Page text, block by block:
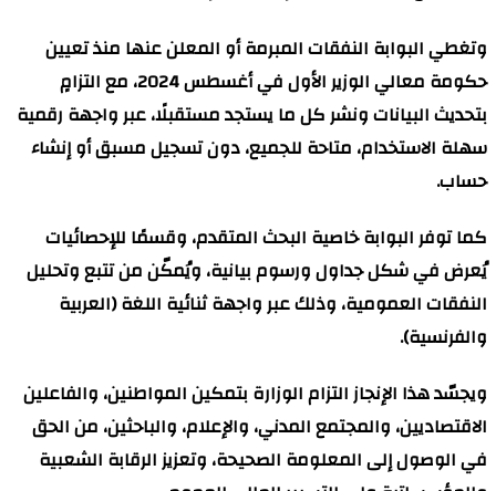
عنها منذ تعيين
حكومة معالي الوزير الأول في أغسطس 2024، مع التزامٍ
عبر واجهة رقمية
مسبق أو إنشاء
للإحصائيات
من تتبع وتحليل
(العربية
والفاعلين
من الحق
الرقابة الشعبية